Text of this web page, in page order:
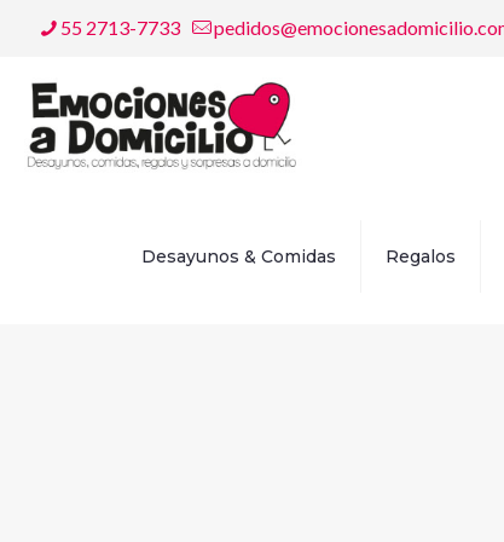
55 2713-7733
Desayunos & Comidas Regalos